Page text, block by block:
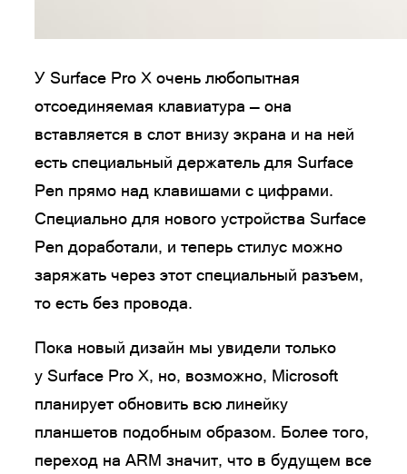
У Surface Pro X очень любопытная
отсоединяемая клавиатура — она
вставляется в слот внизу экрана и на ней
есть специальный держатель для Surface
Pen прямо над клавишами с цифрами.
Специально для нового устройства Surface
Pen доработали, и теперь стилус можно
заряжать через этот специальный разъем,
то есть без провода.
Пока новый дизайн мы увидели только
у Surface Pro X, но, возможно, Microsoft
планирует обновить всю линейку
планшетов подобным образом. Более того,
переход на ARM значит, что в будущем все